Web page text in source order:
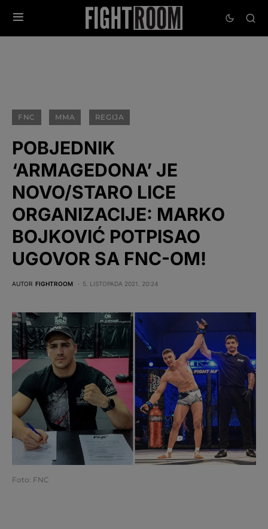
FNC MMA REGIJA
POBJEDNIK
‘ARMAGEDONA’ JE
NOVO/STARO LICE
ORGANIZACIJE: MARKO
BOJKOVIĆ POTPISAO
UGOVOR SA FNC-OM!
AUTOR FIGHTROOM 5. LISTOPADA 2021. 20:24
Foto: FNC